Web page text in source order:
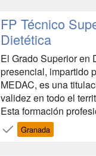
oral, así como para
preventivas que
FP Técnico
Dietética
El Grado Superior en
presencial, impartido
MEDAC, es una
validez en todo el
Esta formación
adquirir los
habilidades
Granada